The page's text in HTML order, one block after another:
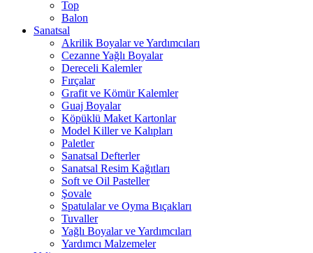
Top
Balon
Sanatsal
Akrilik Boyalar ve Yardımcıları
Cezanne Yağlı Boyalar
Dereceli Kalemler
Fırçalar
Grafit ve Kömür Kalemler
Guaj Boyalar
Köpüklü Maket Kartonlar
Model Killer ve Kalıpları
Paletler
Sanatsal Defterler
Sanatsal Resim Kağıtları
Soft ve Oil Pasteller
Şovale
Spatulalar ve Oyma Bıçakları
Tuvaller
Yağlı Boyalar ve Yardımcıları
Yardımcı Malzemeler